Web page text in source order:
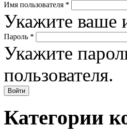
Имя пользователя *
Укажите ваше
Пароль *
Укажите
пользователя.
Категории